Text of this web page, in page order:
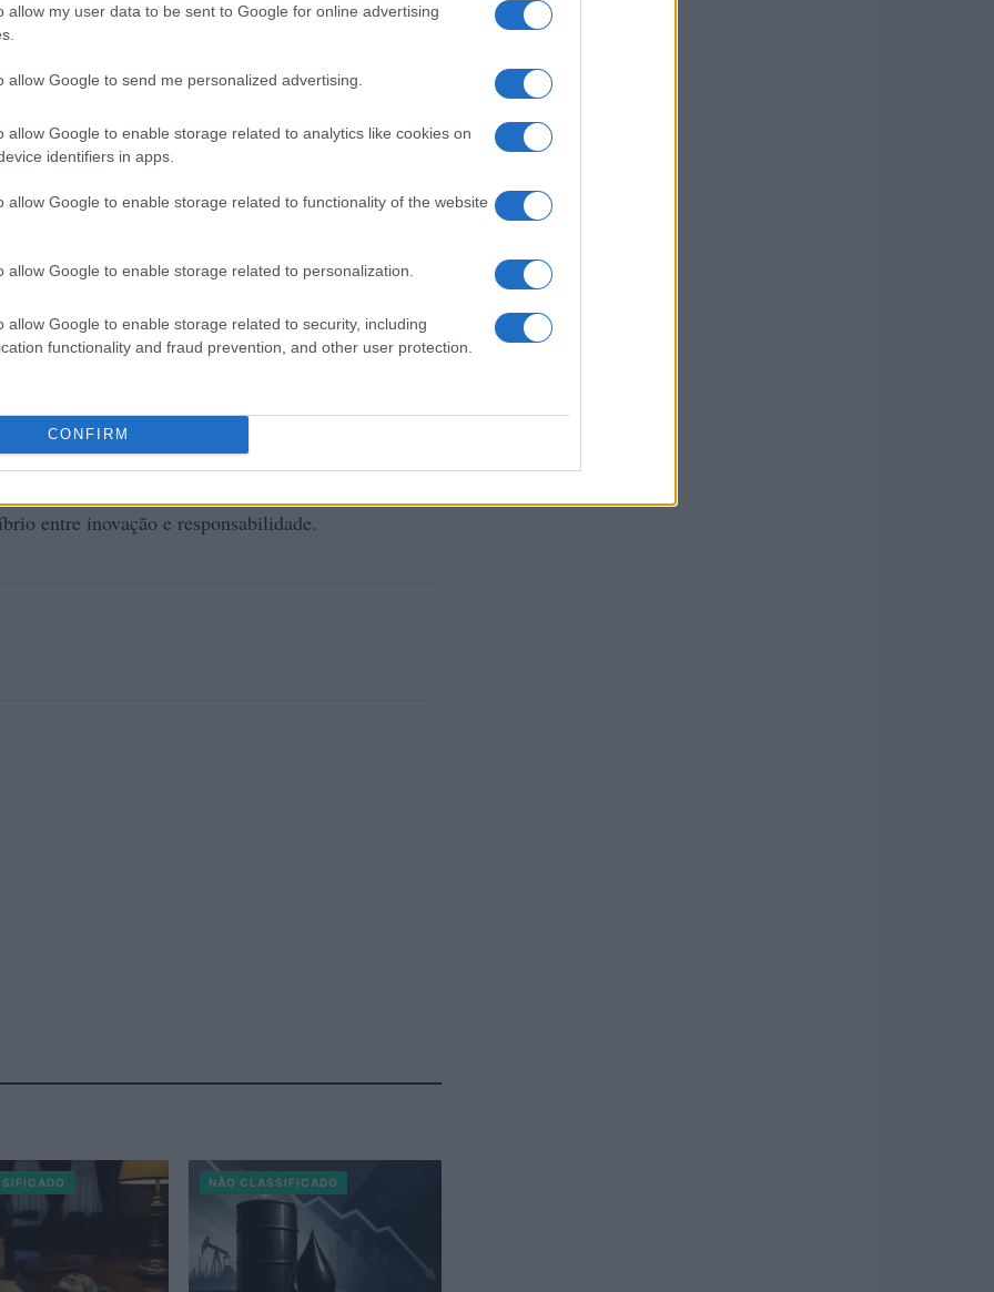
allow my user data to be sent to Google for online advertising
allow Google to send me personalized advertising.
allow Google to enable storage related to analytics like cookies on
identifiers in apps.
allow Google to enable storage related to functionality of the website
allow Google to enable storage related to personalization.
allow Google to enable storage related to security, including
functionality and fraud prevention, and other user protection.
CONFIRM
o setor fintech continue a inovar, mas sem perder
entre inovação e responsabilidade.
NÃO CLASSIFICADO